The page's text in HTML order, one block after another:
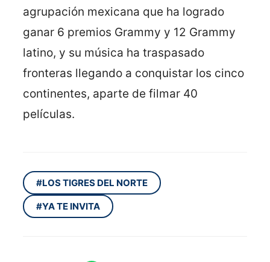
agrupación mexicana que ha logrado
ganar 6 premios Grammy y 12 Grammy
latino, y su música ha traspasado
fronteras llegando a conquistar los cinco
continentes, aparte de filmar 40
películas.
#LOS TIGRES DEL NORTE
#YA TE INVITA